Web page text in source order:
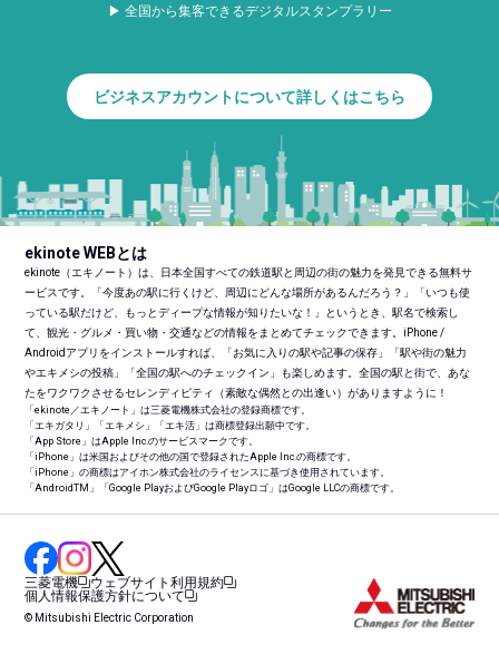
▶ 全国から集客できるデジタルスタンプラリー
ビジネスアカウントについて詳しくはこちら
ekinote WEBとは
ekinote（エキノート）は、日本全国すべての鉄道駅と周辺の街の魅力を発見できる無料サ
ービスです。「今度あの駅に行くけど、周辺にどんな場所があるんだろう？」「いつも使
っている駅だけど、もっとディープな情報が知りたいな！」というとき、駅名で検索し
て、観光・グルメ・買い物・交通などの情報をまとめてチェックできます。iPhone /
Androidアプリをインストールすれば、「お気に入りの駅や記事の保存」「駅や街の魅力
やエキメシの投稿」「全国の駅へのチェックイン」も楽しめます。全国の駅と街で、あな
たをワクワクさせるセレンディピティ（素敵な偶然との出逢い）がありますように！
「ekinote／エキノート」は三菱電機株式会社の登録商標です。
「エキガタリ」「エキメシ」「エキ活」は商標登録出願中です。
「App Store」はApple Inc.のサービスマークです。
「iPhone」は米国およびその他の国で登録されたApple Inc.の商標です。
「iPhone」の商標はアイホン株式会社のライセンスに基づき使用されています。
「AndroidTM 」「Google PlayおよびGoogle Playロゴ」はGoogle LLCの商標です。
三菱電機
ウェブサイト利用規約
個人情報保護方針について
© Mitsubishi Electric Corporation